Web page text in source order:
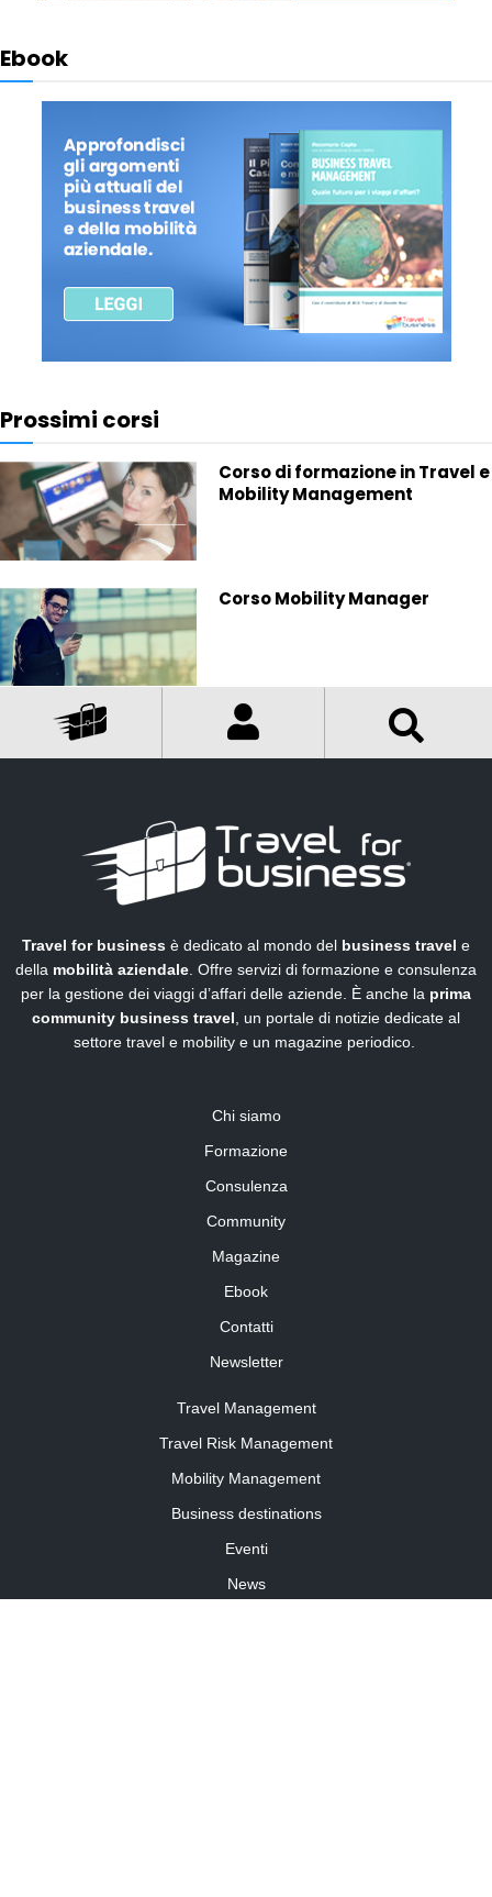
Ebook
Prossimi corsi
Corso di formazione in Travel e
Mobility Management
Corso Mobility Manager
Travel for business è dedicato al mondo del business travel e
della mobilità aziendale. Offre servizi di formazione e consulenza
per la gestione dei viaggi d’affari delle aziende. È anche la prima
community business travel, un portale di notizie dedicate al
settore travel e mobility e un magazine periodico.
Chi siamo
Formazione
Consulenza
Community
Magazine
Ebook
Contatti
Newsletter
Travel Management
Travel Risk Management
Mobility Management
Business destinations
Eventi
News